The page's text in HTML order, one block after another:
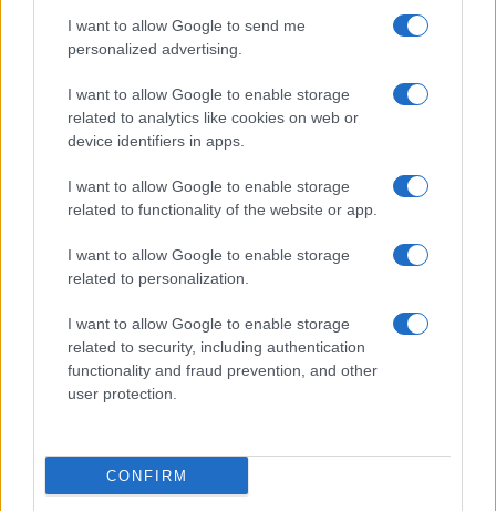
I want to allow Google to send me
personalized advertising.
I want to allow Google to enable storage
related to analytics like cookies on web or
device identifiers in apps.
I want to allow Google to enable storage
related to functionality of the website or app.
I want to allow Google to enable storage
related to personalization.
I want to allow Google to enable storage
related to security, including authentication
functionality and fraud prevention, and other
user protection.
CONFIRM
Film più cercati
Frasi sul cinema
SERVIZI
Mappa del sito
Cookie Policy
Frasi suddivise per tema
Indice degli autori
Aforismi .meglio.it è l'archivio web dedicato a frasi,
aforismi e citazioni più grande del web (137.901 frasi in
database) • ©2005-2025 • La riproduzione dei testi è
il sito ricava una commissione sugli acquisti idonei. •
Contatti